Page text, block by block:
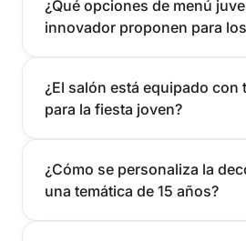
¿Qué opciones de menú
innovador proponen para
¿El salón está equipado con
para la fiesta joven?
¿Cómo se personaliza la
una temática de 15 años?